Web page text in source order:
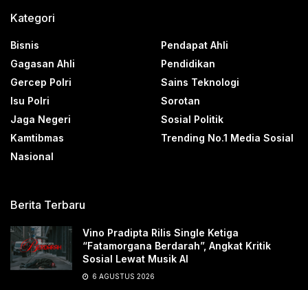
Kategori
Bisnis
Gagasan Ahli
Gercep Polri
Isu Polri
Jaga Negeri
Kamtibmas
Nasional
Pendapat Ahli
Pendidikan
Sains Teknologi
Sorotan
Sosial Politik
Trending No.1 Media Sosial
Berita Terbaru
Vino Pradipta Rilis Single Ketiga
“Fatamorgana Berdarah”, Angkat Kritik
Sosial Lewat Musik AI
6 AGUSTUS 2026